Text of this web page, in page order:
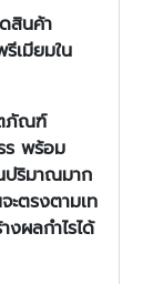
สินค้า
เมียมใน
ภัณฑ์
ร พร้อม
ริมาณมาก
ตรงตามเท
งผลกำไรได้